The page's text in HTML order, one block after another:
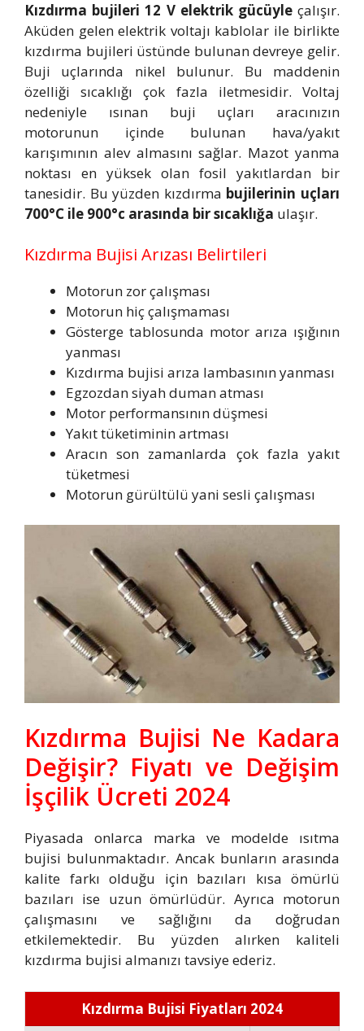
Kızdırma bujileri 12 V elektrik gücüyleçalışır.
Aküden gelen elektrik voltajı kablolar ile birlikte
kızdırma bujileri üstünde bulunan devreye gelir.
Buji uçlarında nikel bulunur. Bu maddenin
özelliği sıcaklığı çok fazla iletmesidir. Voltaj
nedeniyle ısınan buji uçları aracınızın
motorunun içinde bulunan hava/yakıt
karışımının alev almasını sağlar. Mazot yanma
noktası en yüksek olan fosil yakıtlardan bir
tanesidir. Bu yüzden kızdırma bujilerinin uçları
700°C ile 900°c arasında bir sıcaklığa ulaşır.
Kızdırma Bujisi Arızası Belirtileri
Motorun zor çalışması
Motorun hiç çalışmaması
Gösterge tablosunda motor arıza ışığının
yanması
Kızdırma bujisi arıza lambasının yanması
Egzozdan siyah duman atması
Motor performansının düşmesi
Yakıt tüketiminin artması
Aracın son zamanlarda çok fazla yakıt
tüketmesi
Motorun gürültülü yani sesli çalışması
Kızdırma Bujisi Ne Kadara
Değişir? Fiyatı ve Değişim
İşçilik Ücreti 2024
Piyasada onlarca marka ve modelde ısıtma
bujisi bulunmaktadır. Ancak bunların arasında
kalite farkı olduğu için bazıları kısa ömürlü
bazıları ise uzun ömürlüdür. Ayrıca motorun
çalışmasını ve sağlığını da doğrudan
etkilemektedir. Bu yüzden alırken kaliteli
kızdırma bujisi almanızı tavsiye ederiz.
Kızdırma Bujisi Fiyatları 2024